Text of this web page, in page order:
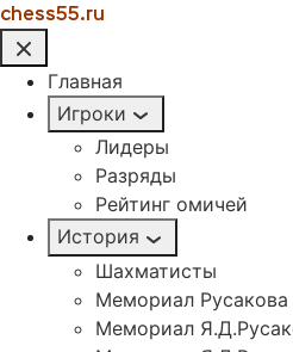
chess55.ru
Главная
Игроки
Лидеры
Разряды
Рейтинг омичей
История
Шахматисты
Мемориал
Мемориал